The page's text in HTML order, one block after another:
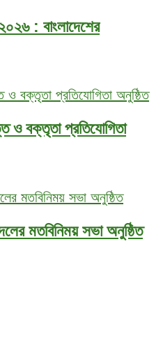
: বাংলাদেশের
ও বক্তৃতা প্রতিযোগিতা
মতবিনিময় সভা অনুষ্ঠিত